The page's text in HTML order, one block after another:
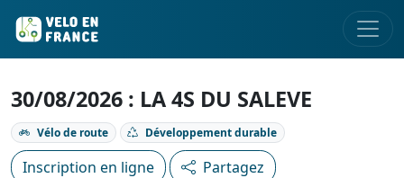
30/08/2026 : LA 4S DU SALEVE
Vélo de route Développement durable
Inscription en ligne Partagez